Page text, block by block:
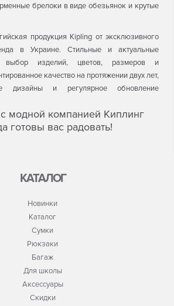
брелоки в виде обезьянок и крутые
продукция Kipling от эксклюзивного
в Украине. Стильные и актуальные
выбор изделий, цветов, размеров и
качество на протяжении двух лет,
дизайны и регулярное обновление
модной компанией Киплинг
готовы вас радовать!
КАТАЛОГ
Новинки
Каталог
Сумки
Рюкзаки
Багаж
Для школы
Аксессуары
Скидки